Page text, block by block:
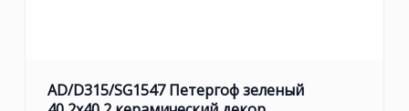
AD/D315/SG1547 Петергоф зеленый